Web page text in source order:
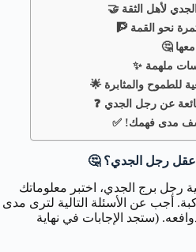
لأهل الثقة 🤝
نحو القمة 🧗
🤔
ملهمة ✨
للطموح والمثابرة 🌟
عن رجل الجدي ❓
مدى فهمك! ✅
عقل رجل الجدي؟ 🤔
برج الجدي، اختبر معلوماتك
أجب عن الأسئلة التالية لترى مدى
(ستجد الإجابات في نهاية